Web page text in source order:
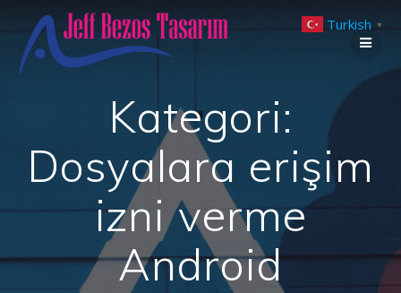
to
Kategori:
Dosyalara erişim
izni verme
Android
Turkish ▼